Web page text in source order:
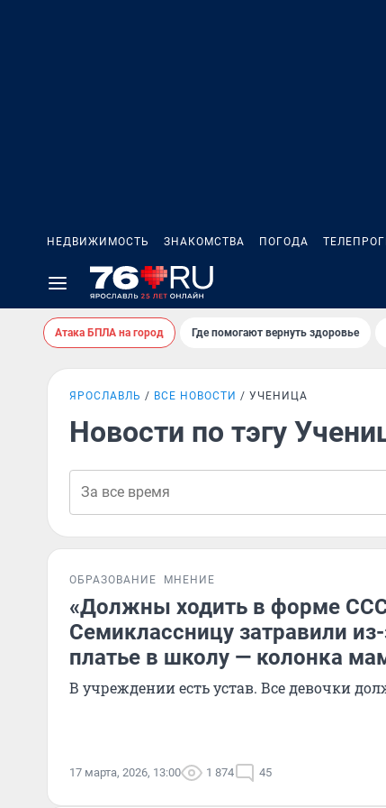
НЕДВИЖИМОСТЬ ЗНАКОМСТВА ПОГОДА
Атака БПЛА на город Где помогают вернуть здоровье
ЯРОСЛАВЛЬ ВСЕ НОВОСТИ УЧЕНИЦА
Новости по тэгу
ОБРАЗОВАНИЕ МНЕНИЕ
«Должны ходить в форме
Семиклассницу затравили
платье в школу — колонка
В учреждении есть устав. Все девочки
17 марта, 2026, 13:00 1 874 45